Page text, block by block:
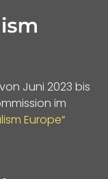
Juni 2023 bis
im
Europe“